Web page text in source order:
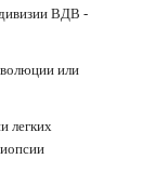
ВДВ -
или
легких